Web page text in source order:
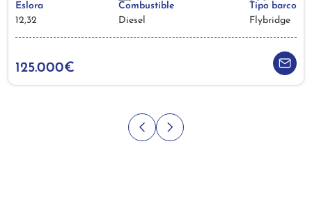
Eslora
12,32
Combustible
Diesel
Tipo barco
Flybridge
125.000€